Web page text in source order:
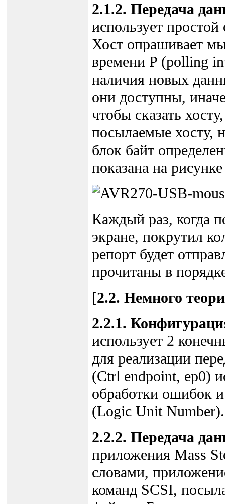
2.1.2. Передача
использует
Хост опрашивает
времени P (polling
наличия новых
они доступны,
чтобы сказать
посылаемые хосту,
блок байт
показана на
Каждый раз, когда
экране, покрутил
репорт будет
прочитаны в
[2.2. Немного
2.2.1.
использует 2
для реализации
(Ctrl endpoint, ep0)
обработки ошибок
(Logic Unit Number).
2.2.2. Передача
приложения Mass
словами,
команд SCSI,